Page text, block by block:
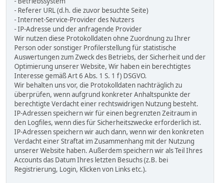
- Referer URL (d.h. die zuvor besuchte Seite)
- Internet-Service-Provider des Nutzers
- IP-Adresse und der anfragende Provider
Wir nutzen diese Protokolldaten ohne Zuordnung zu Ihrer
Person oder sonstiger Profilerstellung für statistische
Auswertungen zum Zweck des Betriebs, der Sicherheit und der
Optimierung unserer Website, Wir haben ein berechtigtes
Interesse gemäß Art 6 Abs. 1 S. 1 f) DSGVO.
Wir behalten uns vor, die Protokolldaten nachträglich zu
überprüfen, wenn aufgrund konkreter Anhaltspunkte der
berechtigte Verdacht einer rechtswidrigen Nutzung besteht.
IP-Adressen speichern wir für einen begrenzten Zeitraum in
den Logfiles, wenn dies für Sicherheitszwecke erforderlich ist.
IP-Adressen speichern wir auch dann, wenn wir den konkreten
Verdacht einer Straftat im Zusammenhang mit der Nutzung
unserer Website haben. Außerdem speichern wir als Teil Ihres
Accounts das Datum Ihres letzten Besuchs (z.B. bei
Registrierung, Login, Klicken von Links etc.).